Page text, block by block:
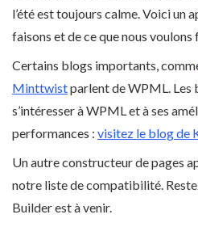
l’été est toujours calme. Voici un
faisons et de ce que nous voulons
Certains blogs importants,
Minttwistparlent de WPML. Les
s’intéresser à WPML et à ses
performances : visitez le blog de
Un autre constructeur de pages
notre liste de compatibilité.
Builder est à venir.